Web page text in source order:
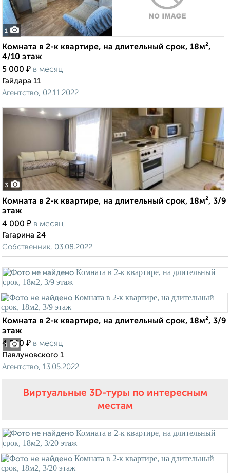
1
Комната в 2-к квартире, на длительный срок, 18м²,
4/10 этаж
5 000 ₽ в месяц
Гайдара 11
Агентство, 02.11.2022
3
Комната в 2-к квартире, на длительный срок, 18м², 3/9
этаж
4 000 ₽ в месяц
Гагарина 24
Собственник, 03.08.2022
1
Комната в 2-к квартире, на длительный срок, 18м², 3/9
этаж
4 500 ₽ в месяц
Павлуновского 1
Агентство, 13.05.2022
Виртуальные 3D-туры по интересным
местам